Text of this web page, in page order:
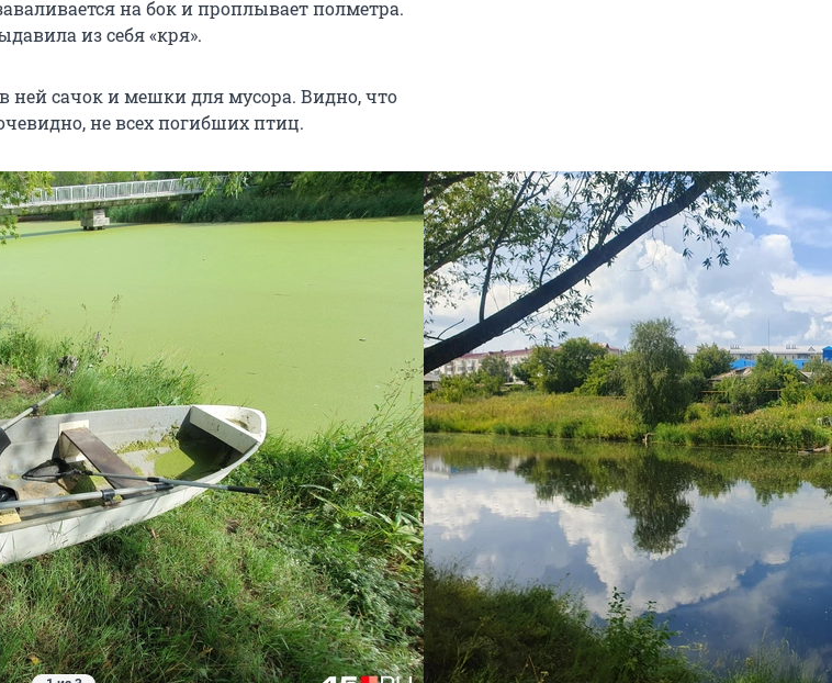
на бок и проплывает полметра.
из себя «кря».
ней сачок и мешки для мусора. Видно, что
не всех погибших птиц.